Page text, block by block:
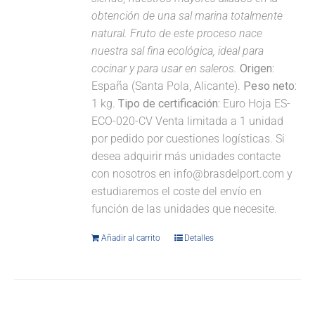
obtención de una sal marina totalmente
natural. Fruto de este proceso nace
nuestra sal fina ecológica, ideal para
cocinar y para usar en saleros. Origen:
España (Santa Pola, Alicante). Peso neto:
1 kg.Tipo de certificación: Euro Hoja ES-
ECO-020-CV Venta limitada a 1 unidad
por pedido por cuestiones logísticas. Si
desea adquirir más unidades contacte
con nosotros en info@brasdelport.com y
estudiaremos el coste del envío en
función de las unidades que necesite.
Añadir al carrito Detalles